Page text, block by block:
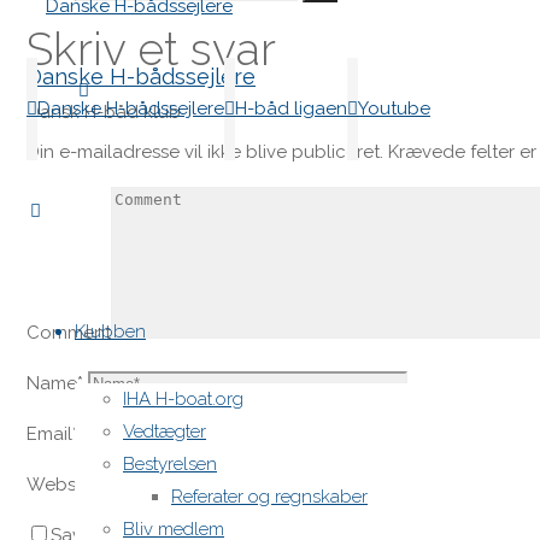
for:
Danske H-bådssejlere
Dansk H-båd klub
Danske H-bådssejlere H-båd ligaen Youtube
to
Klubben
IHA H-boat.org
Vedtægter
Bestyrelsen
Referater og regnskaber
Bliv medlem
Skriv et svar
Din e-mailadresse vil ikke blive publiceret. Krævede felter
Comment
Name*
Email*
Website
Save my name, email, and site URL in my browser for